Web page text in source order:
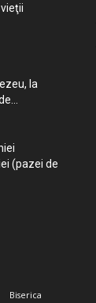
la
(pazei de
Biserica